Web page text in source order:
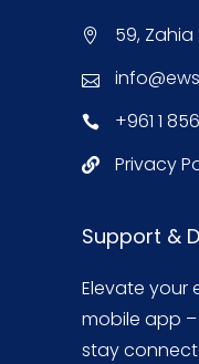
59,
+961 1
Privacy
Support &
Elevate your
mobile app
stay